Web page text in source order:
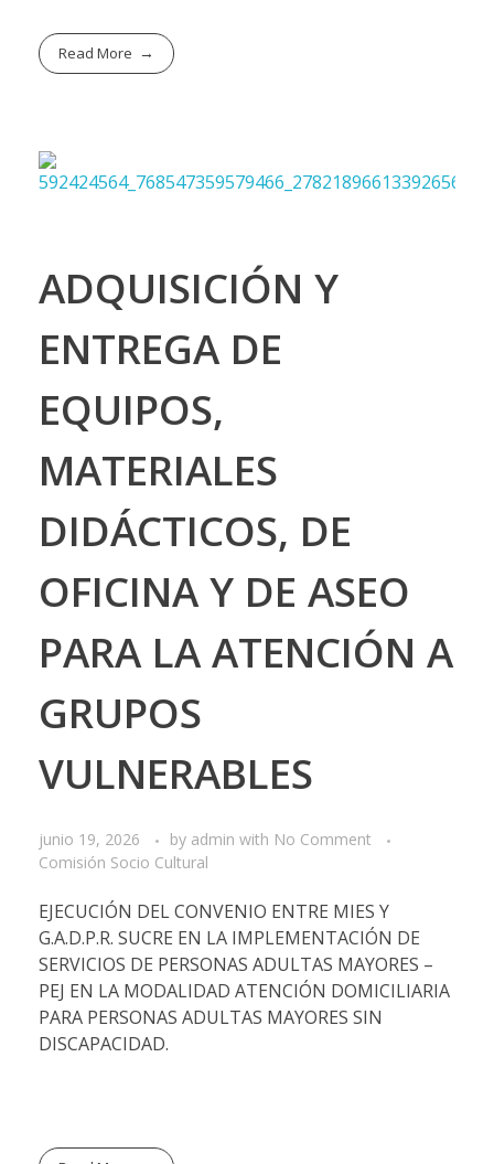
Read More
ADQUISICIÓN Y
ENTREGA DE
EQUIPOS,
MATERIALES
DIDÁCTICOS, DE
OFICINA Y DE ASEO
PARA LA ATENCIÓN A
GRUPOS
VULNERABLES
junio 19, 2026 by admin with No Comment
Comisión Socio Cultural
EJECUCIÓN DEL CONVENIO ENTRE MIES Y
G.A.D.P.R. SUCRE EN LA IMPLEMENTACIÓN DE
SERVICIOS DE PERSONAS ADULTAS MAYORES –
PEJ EN LA MODALIDAD ATENCIÓN DOMICILIARIA
PARA PERSONAS ADULTAS MAYORES SIN
DISCAPACIDAD.